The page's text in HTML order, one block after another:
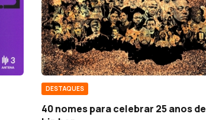
DESTAQUES
40 nomes para celebrar 25 anos de